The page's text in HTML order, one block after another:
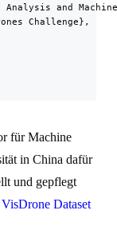
Analysis and
Challenge},
für Machine
in China dafür
und gepflegt
VisDrone Dataset